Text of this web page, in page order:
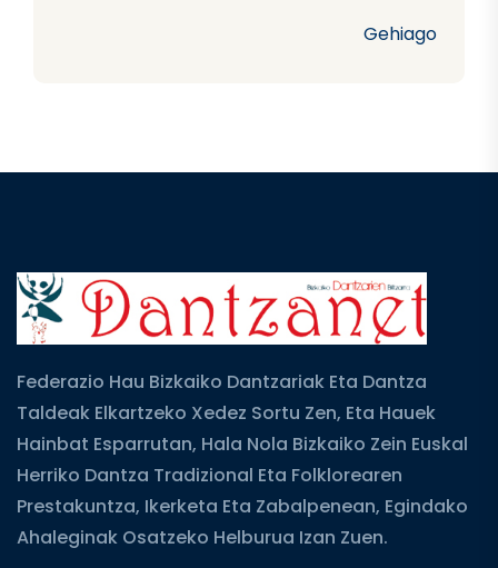
Gehiago
Federazio Hau Bizkaiko Dantzariak Eta Dantza
Taldeak Elkartzeko Xedez Sortu Zen, Eta Hauek
Hainbat Esparrutan, Hala Nola Bizkaiko Zein Euskal
Herriko Dantza Tradizional Eta Folklorearen
Prestakuntza, Ikerketa Eta Zabalpenean, Egindako
Ahaleginak Osatzeko Helburua Izan Zuen.